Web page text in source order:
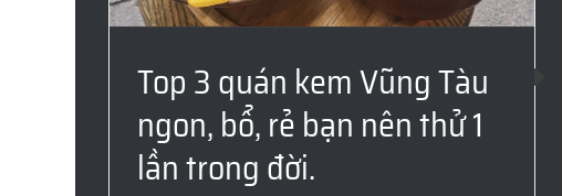
Top 3 quán kem Vũng Tàu
ngon, bổ, rẻ bạn nên thử 1
lần trong đời.